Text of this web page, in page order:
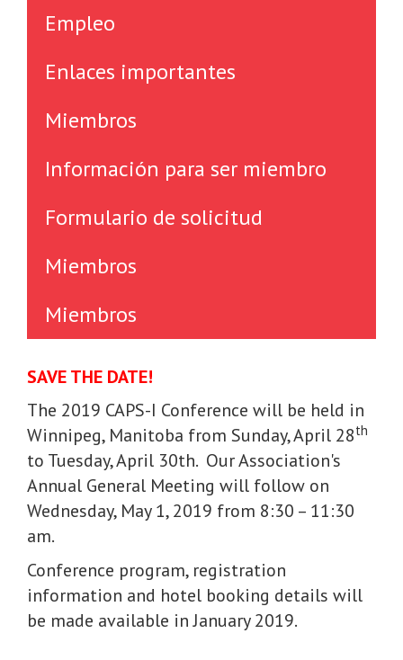
Empleo
Enlaces importantes
Miembros
Información para ser miembro
Formulario de solicitud
Miembros
Miembros
SAVE THE DATE!
The 2019 CAPS-I Conference will be held in
Winnipeg, Manitoba from Sunday, April 28th
to Tuesday, April 30th. Our Association's
Annual General Meeting will follow on
Wednesday, May 1, 2019 from 8:30 – 11:30
am.
Conference program, registration
information and hotel booking details will
be made available in January 2019.